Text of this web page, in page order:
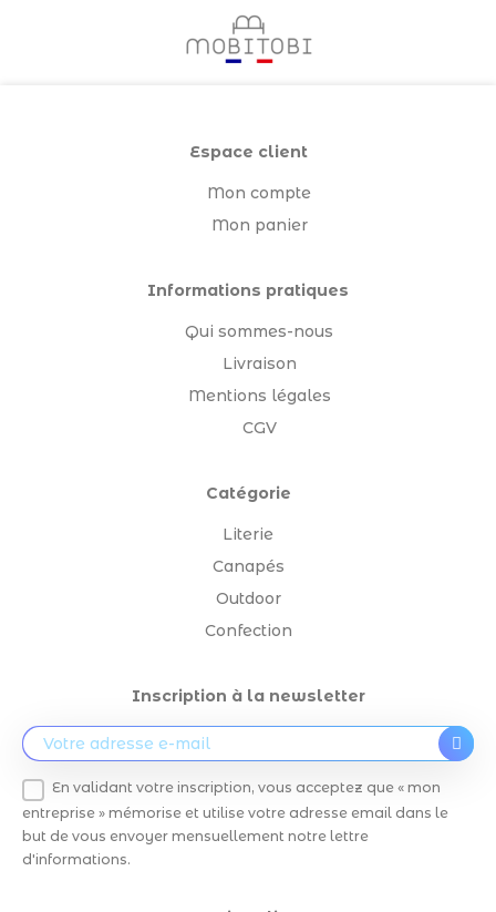
Espace client
Mon compte
Mon panier
Informations pratiques
Qui sommes-nous
Livraison
Mentions légales
CGV
Catégorie
Literie
Canapés
Outdoor
Confection
Inscription à la newsletter
En validant votre inscription, vous acceptez que « mon
entreprise » mémorise et utilise votre adresse email dans le
but de vous envoyer mensuellement notre lettre
d'informations.